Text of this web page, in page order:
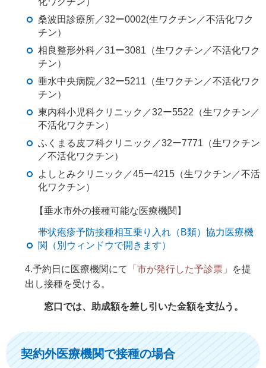
桑波田診療所／32ー0002(生ワクチン／不活化ワク
チン）
相良整形外科／31ー3081（生ワクチン／不活化ワク
チン）
垂水中央病院／32ー5211（生ワクチン／不活化ワク
チン）
東内科小児科クリニック／32ー5522（生ワクチン／
不活化ワクチン）
ふくまる皮フ科クリニック／32ー7771（生ワクチン
／不活化ワクチン）
よしとみクリニック／45ー4215（生ワクチン／不活
化ワクチン）
【垂水市外の接種可能な医療機関】
帯状疱疹予防接種相互乗り入れ（B類）協力医療機
関（別ウィンドウで開きます）
4.予約日に医療機関にて 「市が発行した予診票」
を提
出し接種を受ける。
窓口では、助成額を差し引いた金額を支払う。
契約外医療機関で接種の場合